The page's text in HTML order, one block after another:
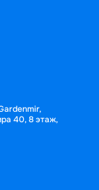
40, 8 этаж,